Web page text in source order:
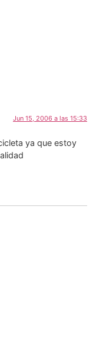
Jun 15, 2006 a las 15:33
ya que estoy